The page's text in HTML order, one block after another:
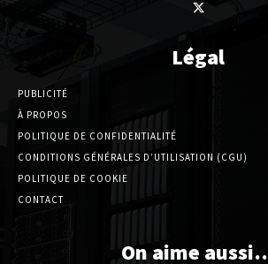
Légal
PUBLICITÉ
À PROPOS
POLITIQUE DE CONFIDENTIALITÉ
CONDITIONS GÉNÉRALES D’UTILISATION (CGU)
POLITIQUE DE COOKIE
CONTACT
On aime